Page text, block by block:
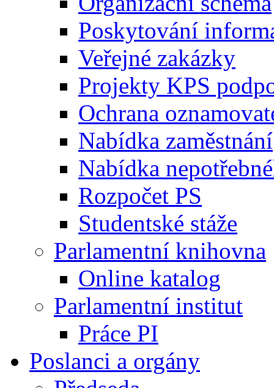
Poskytování
Veřejné zakázky
Projekty KPS
Ochrana
Nabídka zaměstnání
Nabídka
Rozpočet PS
Studentské stáže
Parlamentní knihovna
Online katalog
Parlamentní institut
Práce PI
Poslanci a orgány